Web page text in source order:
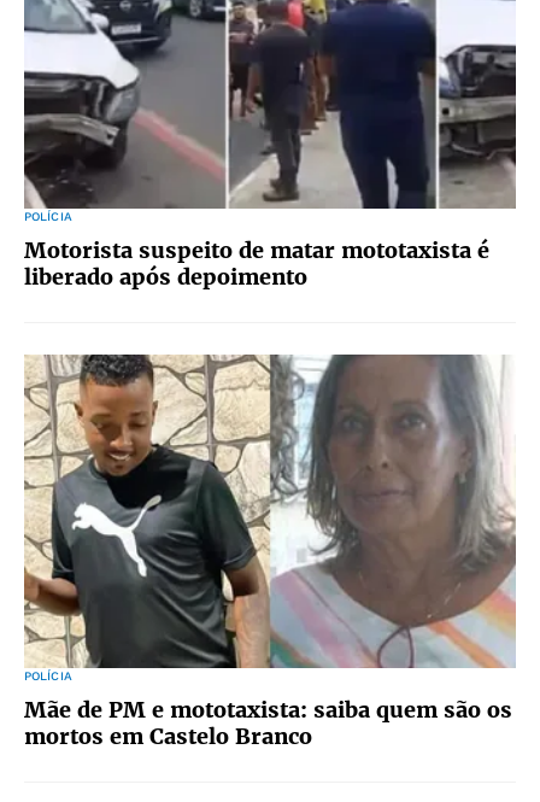
POLÍCIA
Motorista suspeito de matar mototaxista é
liberado após depoimento
POLÍCIA
Mãe de PM e mototaxista: saiba quem são os
mortos em Castelo Branco